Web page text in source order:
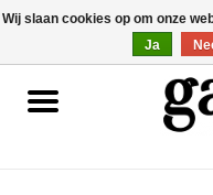
gaarne.be
Patronen
Wij slaan cookies op om onze
Ja